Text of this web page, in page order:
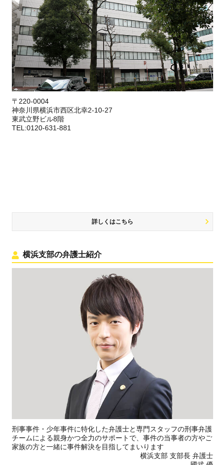
〒220-0004
神奈川県横浜市西区北幸2-10-27
東武立野ビル8階
TEL:0120-631-881
詳しくはこちら
横浜支部の弁護士紹介
刑事事件・少年事件に特化した弁護士と専門スタッフの刑事弁護
チームによる親身かつ全力のサポートで、事件の当事者の方やご
家族の方と一緒に事件解決を目指してまいります
横浜支部 支部長 弁護士